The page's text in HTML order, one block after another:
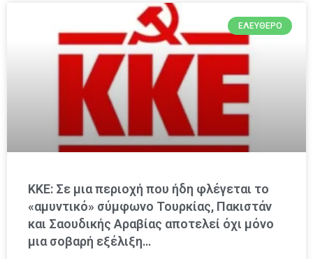
ΕΛΕΎΘΕΡΟ
ΚΚΕ: Σε μια περιοχή που ήδη φλέγεται το
«αμυντικό» σύμφωνο Τουρκίας, Πακιστάν
και Σαουδικής Αραβίας αποτελεί όχι μόνο
μια σοβαρή εξέλιξη…